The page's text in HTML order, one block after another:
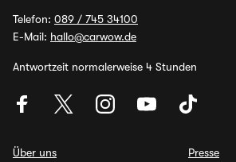
Telefon: 089 / 745 34100
E-Mail: hallo@carwow.de
Antwortzeit normalerweise 4 Stunden
Über uns
Presse